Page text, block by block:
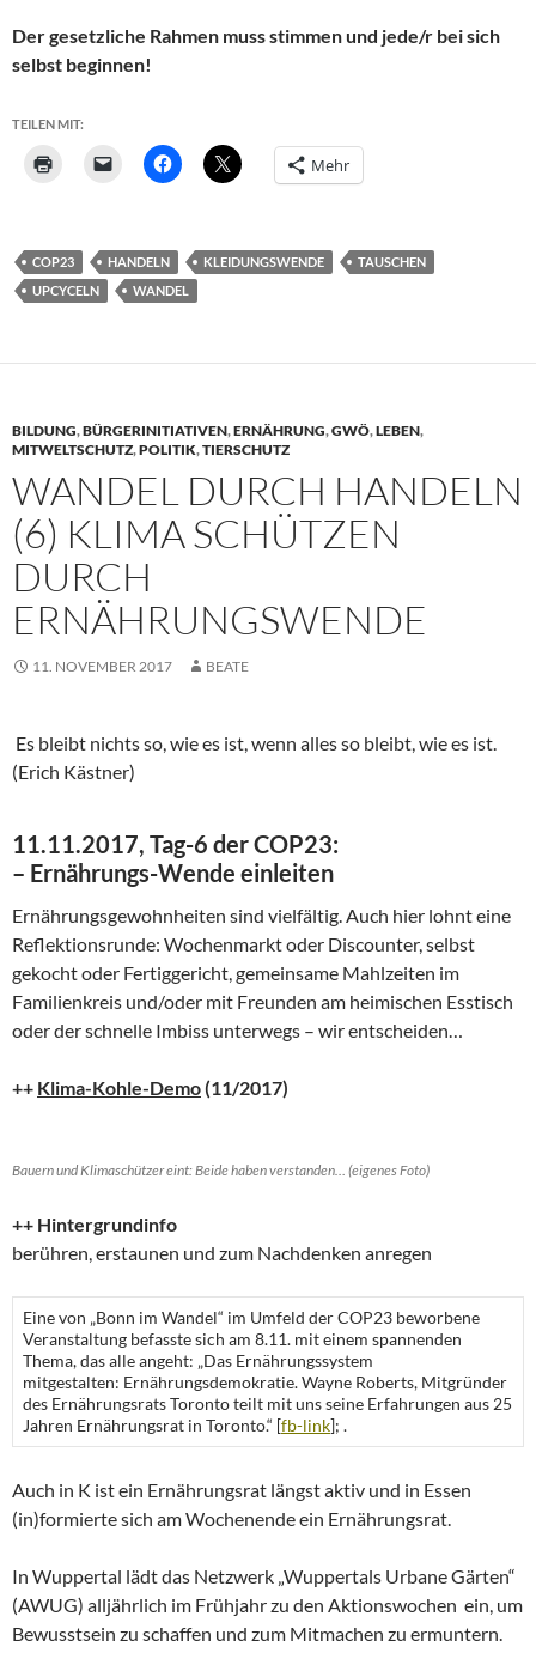
Der gesetzliche Rahmen muss stimmen und jede/r bei sich
selbst beginnen!
TEILEN MIT:
Mehr
COP23 HANDELN KLEIDUNGSWENDE
TAUSCHEN
UPCYCELN
WANDEL
BILDUNG,BÜRGERINITIATIVEN,ERNÄHRUNG,GWÖ,LEBEN,
MITWELTSCHUTZ,POLITIK,TIERSCHUTZ
WANDEL DURCH HANDELN
(6) KLIMA SCHÜTZEN
DURCH
ERNÄHRUNGSWENDE
11. NOVEMBER 2017 BEATE
Es bleibt nichts so, wie es ist, wenn alles so bleibt, wie es ist.
(Erich Kästner)
11.11.2017, Tag-6 der COP23:
– Ernährungs-Wende einleiten
Ernährungsgewohnheiten sind vielfältig. Auch hier lohnt eine
Reflektionsrunde: Wochenmarkt oder Discounter, selbst
gekocht oder Fertiggericht, gemeinsame Mahlzeiten im
Familienkreis und/oder mit Freunden am heimischen Esstisch
oder der schnelle Imbiss unterwegs – wir entscheiden…
++ Klima-Kohle-Demo(11/2017)
Bauern und Klimaschützer eint: Beide haben verstanden… (eigenes Foto)
++ Hintergrundinfo
berühren, erstaunen und zum Nachdenken anregen
Eine von „Bonn im Wandel“ im Umfeld der COP23 beworbene
Veranstaltung befasste sich am 8.11. mit einem spannenden
Thema, das alle angeht: „Das Ernährungssystem
mitgestalten: Ernährungsdemokratie. Wayne Roberts, Mitgründer
des Ernährungsrats Toronto teilt mit uns seine Erfahrungen aus 25
Jahren Ernährungsrat in Toronto.“ [fb-link]; .
Auch in K ist ein Ernährungsrat längst aktiv und in Essen
(in)formierte sich am Wochenende ein Ernährungsrat.
In Wuppertal lädt das Netzwerk „Wuppertals Urbane Gärten“
(AWUG) alljährlich im Frühjahr zu den Aktionswochen ein, um
Bewusstsein zu schaffen und zum Mitmachen zu ermuntern.